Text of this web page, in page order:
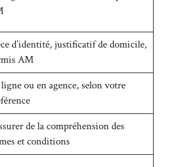
d’identité, justificatif de domicile,
AM
ou en agence, selon votre
de la compréhension des
et conditions